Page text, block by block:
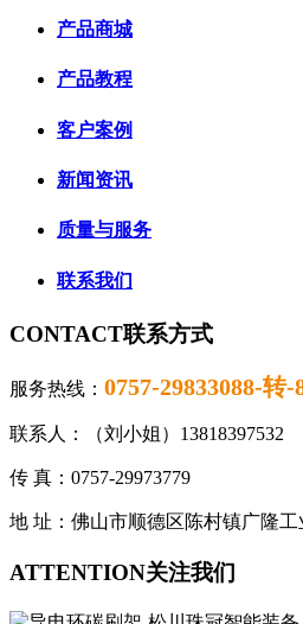
产品商城
产品教程
客户案例
新闻资讯
质量与服务
联系我们
CONTACT联系方式
服务热线： 0757-29833088-转-
联系人：（刘小姐）13818397532
传 真：0757-29973779
地 址：佛山市顺德区陈村镇广隆
ATTENTION关注我们